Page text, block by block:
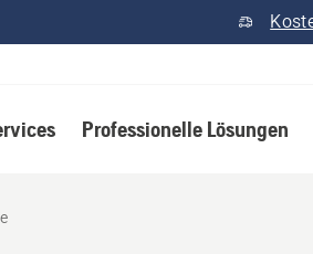
Professionelle Lösungen